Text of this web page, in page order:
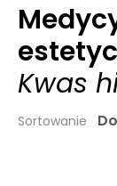
Kwas
Sortowanie